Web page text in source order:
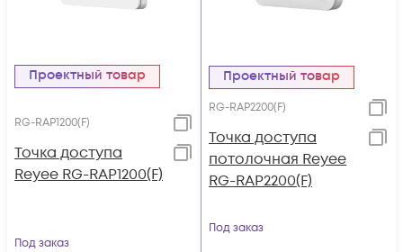
Проектный товар
RG-RAP1200(F)
Точка доступа
Reyee RG-RAP1200(F)
Под заказ
Проектный товар
RG-RAP2200(F)
Точка доступа
потолочная Reyee
RG-RAP2200(F)
Под заказ